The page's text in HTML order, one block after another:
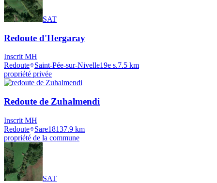
SAT
Redoute d'Hergaray
Inscrit MH
Redoute
Saint-Pée-sur-Nivelle19e s.7.5 km
propriété privée
Redoute de Zuhalmendi
Inscrit MH
Redoute
Sare18137.9 km
propriété de la commune
SAT